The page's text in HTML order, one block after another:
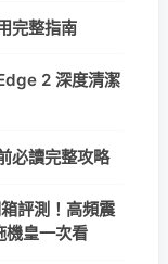
完整指南
2 深度清潔
必讀完整攻略
評測！高頻震
皇一次看